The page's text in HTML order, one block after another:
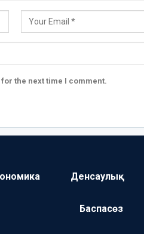
the next time I comment.
Денсаулық
Баспасөз